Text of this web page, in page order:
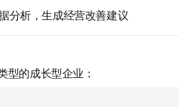
分析，生成经营改善建议
型的成长型企业：